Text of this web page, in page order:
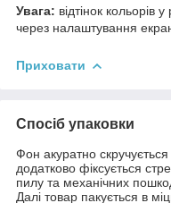
Увага: відтінок кольорів
через налаштування
Приховати
Спосіб упаковки
Фон акуратно
додатково фіксується
пилу та механічних
Далі товар пакується в